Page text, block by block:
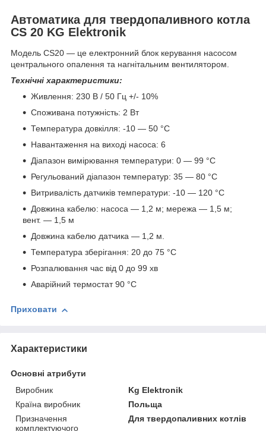
Автоматика для твердопаливного котла
CS 20 KG Elektronik
Модель CS20 — це електронний блок керування насосом
центрального опалення та нагнітальним вентилятором.
Технічні характеристики:
Живлення: 230 В / 50 Гц +/- 10%
Споживана потужність: 2 Вт
Температура довкілля: -10 — 50 °С
Навантаження на виході насоса: 6
Діапазон вимірювання температури: 0 — 99 °С
Регульований діапазон температур: 35 — 80 °С
Витривалість датчиків температури: -10 — 120 °С
Довжина кабелю: насоса — 1,2 м; мережа — 1,5 м;
вент. — 1,5 м
Довжина кабелю датчика — 1,2 м.
Температура зберігання: 20 до 75 °С
Розпалювання час від 0 до 99 хв
Аварійний термостат 90 °С
Приховати
Характеристики
Основні атрибути
Виробник
Kg Elektronik
Країна виробник
Польща
Призначення
комплектуючого
Для твердопаливних котлів